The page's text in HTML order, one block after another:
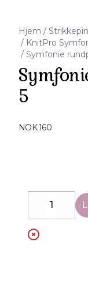
Hjem /
/ KnitPro
/ Symfonie
5
NOK 160
Decrease